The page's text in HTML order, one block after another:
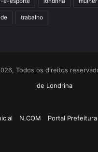
trabalho
Todos os direitos
de Londrina
N.COM Portal